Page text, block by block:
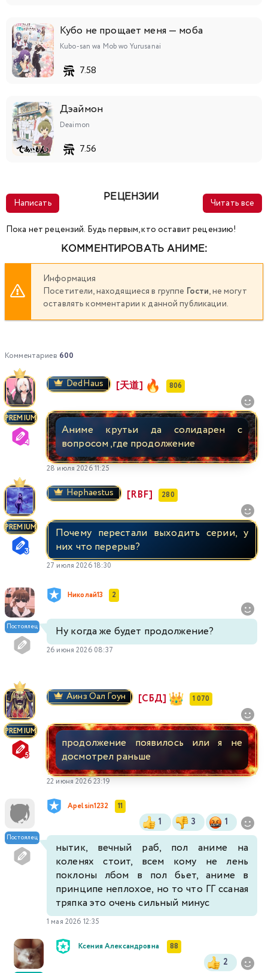
Кубо не прощает меня — моба
Kubo-san wa Mob wo Yurusanai
7.58
Дэаймон
Deaimon
7.56
Написать
РЕЦЕНЗИИ
Читать все
Пока нет рецензий. Будь первым, кто оставит рецензию!
КОММЕНТИРОВАТЬ АНИМЕ:
Информация
Посетители, находящиеся в группе Гости, не могут
оставлять комментарии к данной публикации.
Комментариев 600
PREMIUM
DedHaus [天道] 806
Аниме крутьи да солидарен с
вопросом ,где продолжение
28 июля 2026 11:25
PREMIUM
Hephaestus [RBF] 280
Почему перестали выходить серии, у
них что перерыв?
27 июля 2026 18:30
Постоялец
Николай13 2
Ну когда же будет продолжение?
26 июня 2026 08:37
PREMIUM
Аинз Оал Гоун [СБД] 1 070
продолжение появилось или я не
досмотрел раньше
22 июня 2026 23:19
Постоялец
Apelsin1232 11
1 3 1
нытик, вечный раб, пол аниме на
коленях стоит, всем кому не лень
поклоны лбом в пол бьет, аниме в
принципе неплохое, но то что ГГ ссаная
тряпка это очень сильный минус
1 мая 2026 12:35
Ксения Александровна 88
2